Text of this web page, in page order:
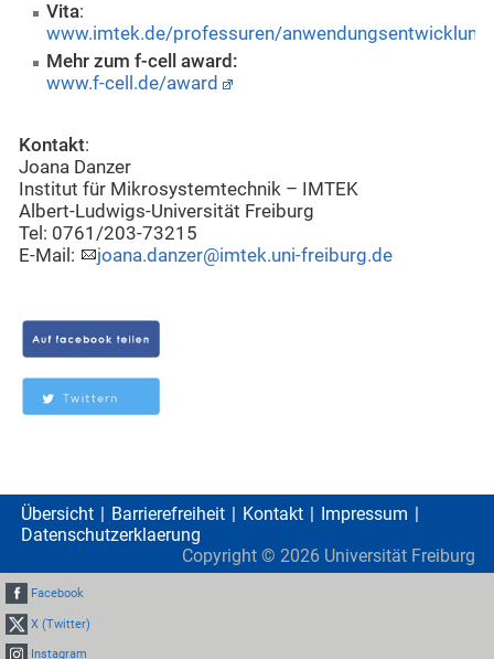
Vita:
www.imtek.de/professuren/
Mehr zum f-cell award:
www.f-cell.de/award
Kontakt:
Joana Danzer
Institut für Mikrosystemtechnik – IMTEK
Albert-Ludwigs-Universität Freiburg
Tel: 0761/203-73215
E-Mail:
joana.danzer@imtek.uni-freiburg.de
Übersicht Barrierefreiheit Kontakt
Impressum
Datenschutzerklaerung
Copyright © 2026 Universität Freiburg
Facebook
X (Twitter)
Instagram